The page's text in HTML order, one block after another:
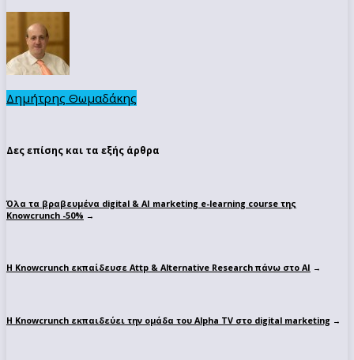
Δημήτρης Θωμαδάκης
Δες επίσης και τα εξής άρθρα
Όλα τα βραβευμένα digital & AI marketing e-learning course της
Knowcrunch -50% →
Η Knowcrunch εκπαίδευσε Attp & Alternative Research πάνω στο ΑΙ →
Η Knowcrunch εκπαιδεύει την ομάδα του Alpha TV στο digital marketing →